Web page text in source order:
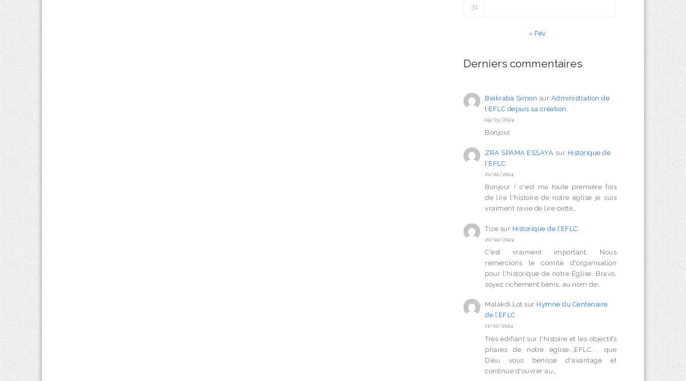
31
« Fév
Derniers commentaires
Biakraba Simon sur Administration de
l’EFLC depuis sa création
09/03/2024
Bonjour
ZRA SPAMA ESSAYA sur Historique de
l’EFLC
21/02/2024
Bonjour ! c'est ma toute première fois
de lire l'histoire de notre église je suis
vraiment ravie de lire cette…
Tize sur Historique de l’EFLC
20/02/2024
C'est vraiment important. Nous
remercions le comité d'organisation
pour l'historique de notre Église. Bravo,
soyez richement bénis, au nom de…
Malakdi Lot sur Hymne du Centenaire
de l’EFLC
11/02/2024
Très édifiant sur l'histoire et les objectifs
phares de notre église...EFLC.... que
Dieu vous bénisse d'avantage et
continue d'ouvrer au…